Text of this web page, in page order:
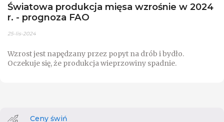
Światowa produkcja mięsa wzrośnie w 2024
r. - prognoza FAO
25-lis-2024
Wzrost jest napędzany przez popyt na drób i bydło.
Oczekuje się, że produkcja wieprzowiny spadnie.
Ceny świń